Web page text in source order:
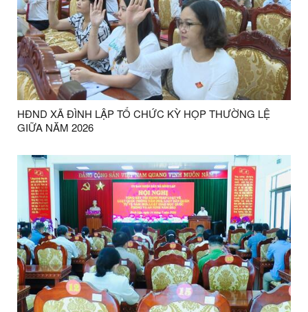
HĐND XÃ ĐÌNH LẬP TỔ CHỨC KỲ HỌP THƯỜNG LỆ
GIỮA NĂM 2026